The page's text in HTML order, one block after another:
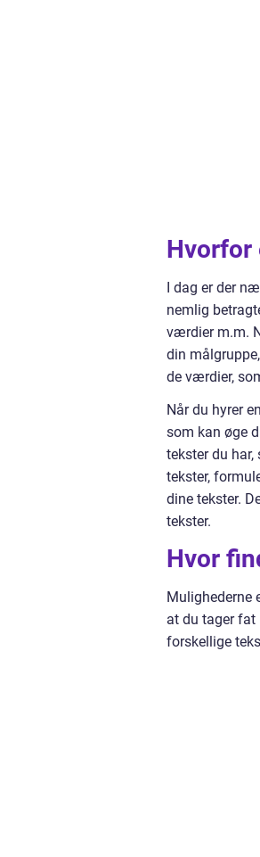
Hvorfor
I dag er der
nemlig
værdier m.m.
din
de værdier,
Når du hyrer
som kan øge
tekster du
tekster,
dine tekster.
tekster.
Hvor
Mulighederne
at du tager fat
forskellige